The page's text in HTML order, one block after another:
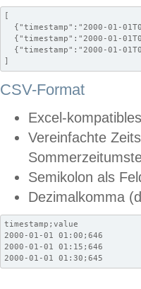
[
{"timestamp":"2000-01-
{"timestamp":"2000-01-
{"timestamp":"2000-01-
]
CSV-Format
Excel-
Vereinfachte
Semikolon als
Dezimalkomma
timestamp;value
2000-01-01 01:00;646
2000-01-01 01:15;646
2000-01-01 01:30;645